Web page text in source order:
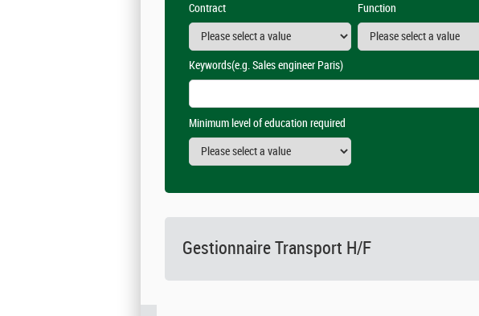
Contract Function
Keywords(e.g. Sales engineer Paris)
Minimum level of education required
Gestionnaire Transport H/F